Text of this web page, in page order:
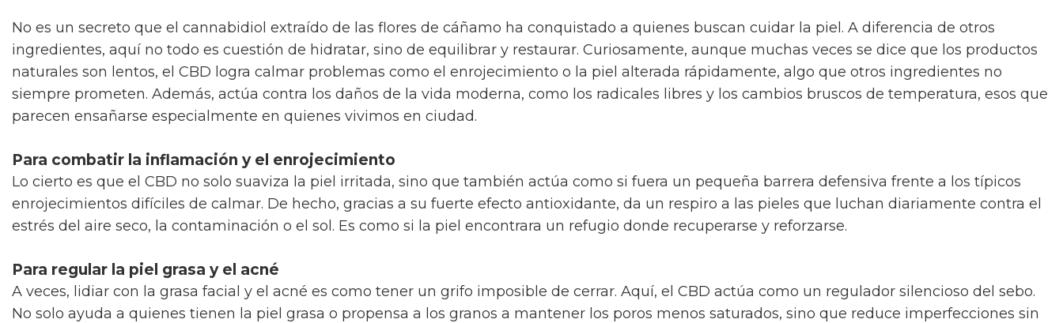
No es un secreto que el cannabidiol extraído de las flores de cáñamo ha conquistado a quienes buscan cuidar la piel. A diferencia de otros
ingredientes, aquí no todo es cuestión de hidratar, sino de equilibrar y restaurar. Curiosamente, aunque muchas veces se dice que los productos
naturales son lentos, el CBD logra calmar problemas como el enrojecimiento o la piel alterada rápidamente, algo que otros ingredientes no
siempre prometen. Además, actúa contra los daños de la vida moderna, como los radicales libres y los cambios bruscos de temperatura, esos que
parecen ensañarse especialmente en quienes vivimos en ciudad.
Para combatir la inflamación y el enrojecimiento
Lo cierto es que el CBD no solo suaviza la piel irritada, sino que también actúa como si fuera un pequeña barrera defensiva frente a los típicos
enrojecimientos difíciles de calmar. De hecho, gracias a su fuerte efecto antioxidante, da un respiro a las pieles que luchan diariamente contra el
estrés del aire seco, la contaminación o el sol. Es como si la piel encontrara un refugio donde recuperarse y reforzarse.
Para regular la piel grasa y el acné
A veces, lidiar con la grasa facial y el acné es como tener un grifo imposible de cerrar. Aquí, el CBD actúa como un regulador silencioso del sebo.
No solo ayuda a quienes tienen la piel grasa o propensa a los granos a mantener los poros menos saturados, sino que reduce imperfecciones sin